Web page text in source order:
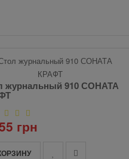
журнальный 910 СОНАТА
грн